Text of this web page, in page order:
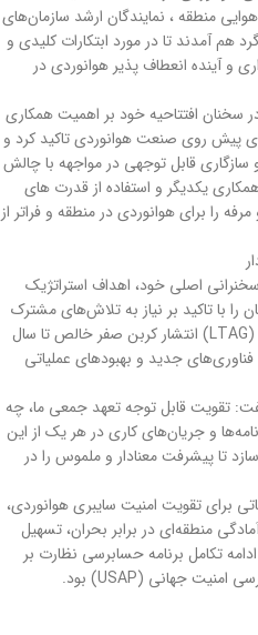
منطقه ، نمایندگان ارشد سازمان‌های
هم آمدند تا در مورد ابتکارات کلیدی و
آینده انعطاف پذیر هوانوردی در
در سخنان افتتاحیه خود بر اهمیت همکاری
پیش روی صنعت هوانوردی تاکید کرد و
قابل توجهی در مواجهه با چالش
یکدیگر و استفاده از قدرت های
را برای هوانوردی در منطقه و فراتر از
سخنرانی اصلی خود، اهداف استراتژیک
را با تاکید بر نیاز به تلاش‌های مشترک
برای دستیابی به هدف بلندمدت جهانی (LTAG) انتشار کربن صفر خالص تا سال
فناوری‌های جدید و بهبودهای عملیاتی
تقویت قابل توجه تعهد جمعی ما، چه
و جریان‌های کاری در هر یک از این
تا پیشرفت معنادار و ملموس را در
برای تقویت امنیت سایبری هوانوردی،
منطقه‌ای در برابر بحران، تسهیل
تکامل برنامه حسابرسی نظارت بر